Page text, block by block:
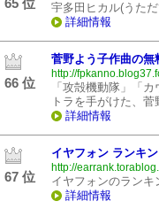
65 位
宇多田ヒカル(うた
詳細情報
66 位
菅野よう子作曲の無
http://
「攻殻機動隊」「
トラを手がけた、
詳細情報
67 位
イヤフォン ランキ
http://
イヤフォンのランキ
詳細情報